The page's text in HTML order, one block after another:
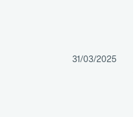
31/03/2025